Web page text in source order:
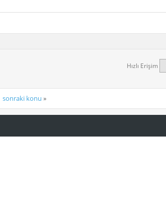
Hızlı Erişim
sonraki konu »